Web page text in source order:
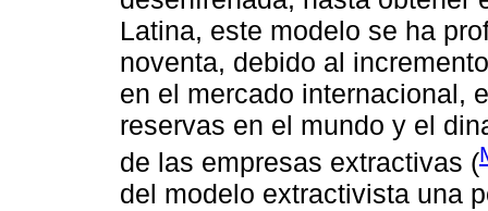
Latina, este modelo se ha
noventa, debido al
en el mercado internacional,
reservas en el mundo y el
de las empresas extractivas (
del modelo extractivista una